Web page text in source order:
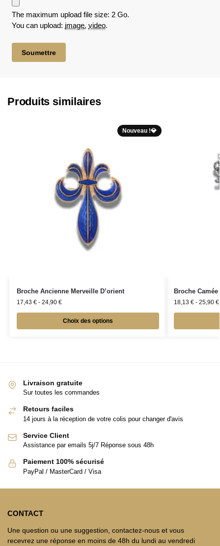
The maximum upload file size: 2 Go.
You can upload: image, video.
Produits similaires
Nouveau !💎
Broche Ancienne Merveille D’orient
17,43 €- 24,90 €
Choix des options
Broche
18,13 €- 25,90 €
Livraison gratuite
Sur toutes les commandes
Retours faciles
14 jours à la réception de votre colis pour changer d'avis
Service Client
Assistance par emails 5j/7 Réponse sous 48h
Paiement 100% sécurisé
PayPal / MasterCard / Visa
CONTACT
Une question ou une suggestion, contactez-nous et vous
recevrez une réponse en moins de 48h du lundi au vendredi